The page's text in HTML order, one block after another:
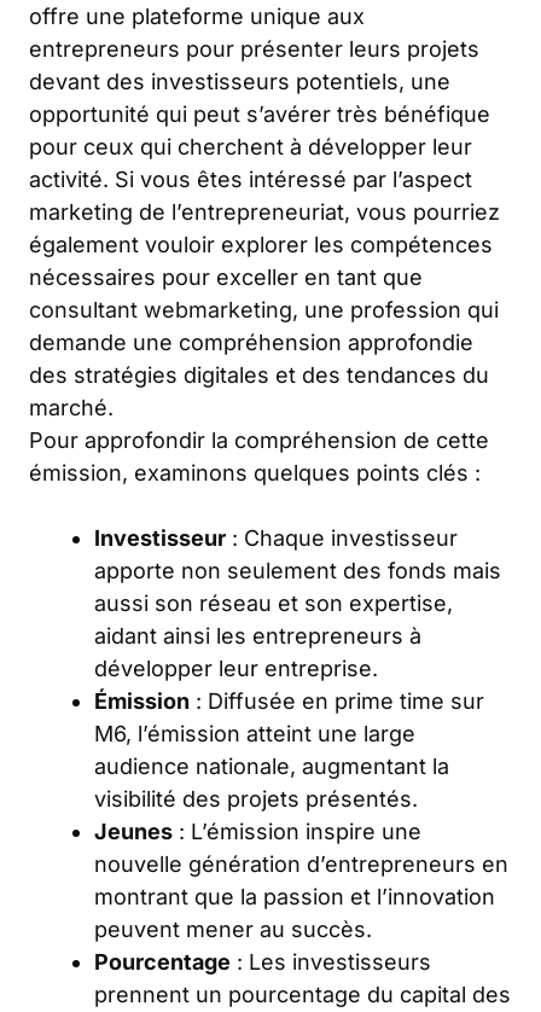
offre une plateforme unique aux
entrepreneurs pour présenter leurs projets
devant des investisseurs potentiels, une
opportunité qui peut s’avérer très bénéfique
pour ceux qui cherchent à développer leur
activité. Si vous êtes intéressé par l’aspect
marketing de l’entrepreneuriat, vous pourriez
également vouloir explorer les compétences
nécessaires pour exceller en tant que
consultant webmarketing, une profession qui
demande une compréhension approfondie
des stratégies digitales et des tendances du
marché.
Pour approfondir la compréhension de cette
émission, examinons quelques points clés :
Investisseur : Chaque investisseur
apporte non seulement des fonds mais
aussi son réseau et son expertise,
aidant ainsi les entrepreneurs à
développer leur entreprise.
Émission : Diffusée en prime time sur
M6, l’émission atteint une large
audience nationale, augmentant la
visibilité des projets présentés.
Jeunes : L’émission inspire une
nouvelle génération d’entrepreneurs en
montrant que la passion et l’innovation
peuvent mener au succès.
Pourcentage : Les investisseurs
prennent un pourcentage du capital des